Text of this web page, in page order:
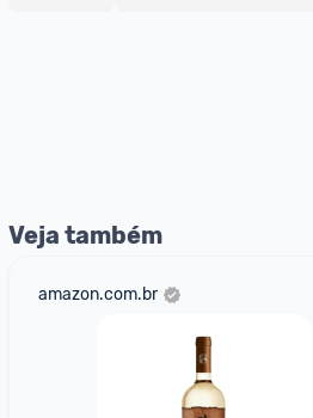
Veja também
amazon.com.br